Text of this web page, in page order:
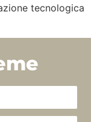
tecnologica